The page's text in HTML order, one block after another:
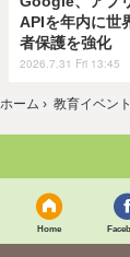
APIを年内に世
者保護を強化
2026.7.31 Fri 13:45
ホーム › 教育イベント
Home